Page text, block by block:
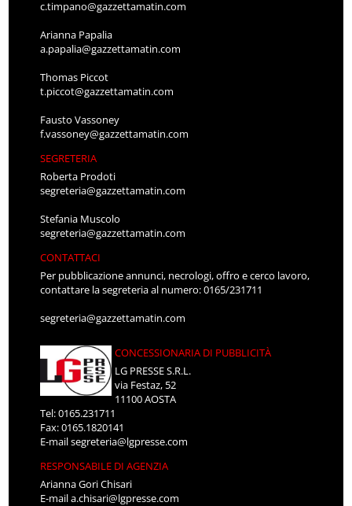
c.timpano@gazzettamatin.com
Arianna Papalia
a.papalia@gazzettamatin.com
Thomas Piccot
t.piccot@gazzettamatin.com
Fausto Vassoney
f.vassoney@gazzettamatin.com
SEGRETERIA
Roberta Prodoti
segreteria@gazzettamatin.com
Stefania Muscolo
segreteria@gazzettamatin.com
CONTATTACI
Per pubblicazione annunci, necrologi, offro e cerco lavoro,
contattare la segreteria al numero: 0165/231711
segreteria@gazzettamatin.com
CONCESSIONARIA DI PUBBLICITÀ
LG PRESSE S.R.L.
via Festaz, 52
11100 AOSTA
Tel: 0165.231711
Fax: 0165.1820141
E-mailsegreteria@lgpresse.com
RESPONSABILE DI AGENZIA
Arianna Gori Chisari
E-maila.chisari@lgpresse.com